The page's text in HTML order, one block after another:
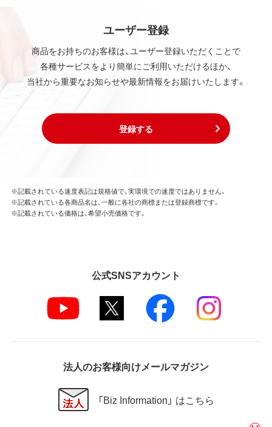
ユーザー登録
商品をお持ちのお客様は、ユーザー登録いただくことで
各種サービスをより簡単にご利用いただけるほか、
当社から重要なお知らせや最新情報をお届けいたします。
登録する
※記載されている速度表記は規格値で、実環境での速度ではありません。
※記載されている各商品名は、一般に各社の商標または登録商標です。
※記載されている価格は、希望小売価格です。
公式SNSアカウント
法人のお客様向けメールマガジン
「Biz Information」 はこちら